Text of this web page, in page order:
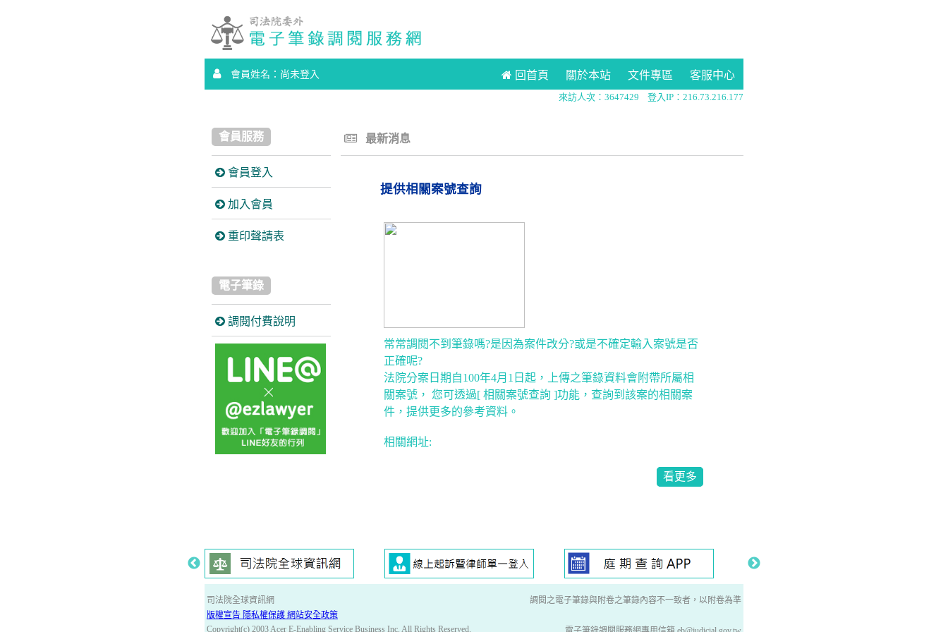
會員姓名：尚未登入 回首頁 關於本站 文件專區 客服中心
來訪人次：3647429 登入IP：216.73.216.177
會員服務
會員登入
加入會員
重印聲請表
電子筆錄
調閱付費說明
最新消息
提供相關案號查詢
常常調閱不到筆錄嗎?是因為案件改分?或是不確定輸入案號是否
正確呢?
法院分案日期自100年4月1日起，上傳之筆錄資料會附帶所屬相
關案號， 您可透過[ 相關案號查詢 ]功能，查詢到該案的相關案
件，提供更多的參考資料。
相關網址:
看更多
司法院全球資訊網
調閱之電子筆錄與附卷之筆錄內容不一致者，以附卷為準
版權宣告 隱私權保護 網站安全政策
Copyright(c) 2003 Acer E-Enabling Service Business Inc. All Rights Reserved.